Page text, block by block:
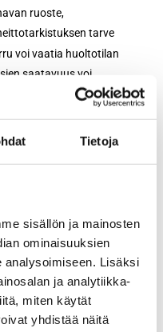
Tietoja
sisällön ja mainosten
ominaisuuksien
analysoimiseen. Lisäksi
ja analytiikka-
miten käytät
yhdistää näitä
ruoste,
tarve
voi vaatia huoltotilan
saatavuus voi
päivänä. Sisäänajo
että
tai